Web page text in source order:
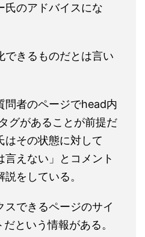
氏のアドバイスにな
できるものだとは言い
問者のページでhead内
グがあることが前提だ
はその状態に対して
言えない」とコメント
をしている。
スできるページのサイ
という情報がある。